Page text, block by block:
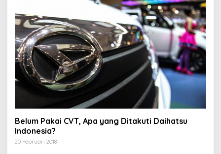
k
:
Belum Pakai CVT, Apa yang Ditakuti Daihatsu
Indonesia?
20 Februari 2018